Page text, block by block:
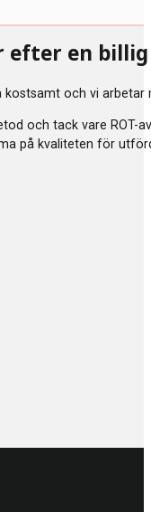
efter en
och vi
och tack vare ROT-
på kvaliteten för